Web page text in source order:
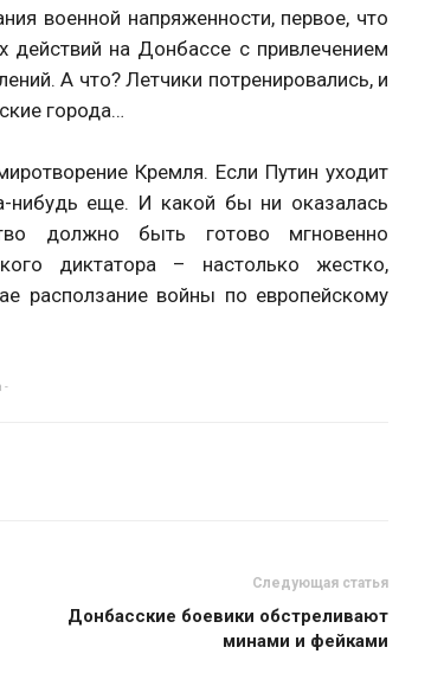
военной напряженности, первое, что
действий на Донбассе с привлечением
А что? Летчики потренировались, и
города…
Кремля. Если Путин уходит
нибудь еще. И какой бы ни оказалась
должно быть готово мгновенно
диктатора – настолько жестко,
расползание войны по европейскому
-
Следующая статья
Донбасские боевики обстреливают
минами и фейками